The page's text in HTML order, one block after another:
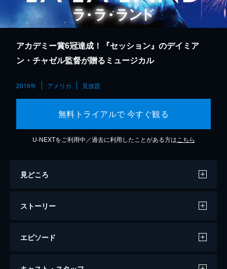
アカデミー賞6冠達成！『セッション』のデイミア
ン・チャゼル監督が贈るミュージカル
2016年 アメリカ 見放題
無料トライアルで 今すぐ観る
U-NEXTをご利用中／過去に利用したことがある方は こちら
見どころ
ストーリー
エピソード